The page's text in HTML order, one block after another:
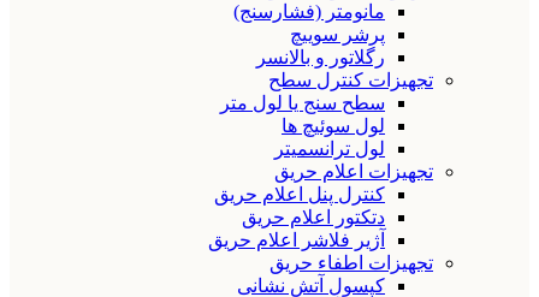
مانومتر (فشارسنج)
پرشر سوییچ
رگلاتور و بالانسر
تجهیزات کنترل سطح
سطح سنج یا لول متر
لول سوئیچ ها
لول ترانسمیتر
تجهیزات اعلام حریق
کنترل پنل اعلام حریق
دتکتور اعلام حریق
آژیر فلاشر اعلام حریق
تجهیزات اطفاء حریق
کپسول آتش نشانی